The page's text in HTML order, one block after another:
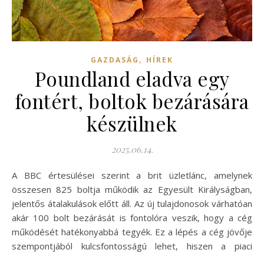
GAZDASÁG , HÍREK
Poundland eladva egy
fontért, boltok bezárására
készülnek
2025.06.14.
A BBC értesülései szerint a brit üzletlánc, amelynek
összesen 825 boltja működik az Egyesült Királyságban,
jelentős átalakulások előtt áll. Az új tulajdonosok várhatóan
akár 100 bolt bezárását is fontolóra veszik, hogy a cég
működését hatékonyabbá tegyék. Ez a lépés a cég jövője
szempontjából kulcsfontosságú lehet, hiszen a piaci